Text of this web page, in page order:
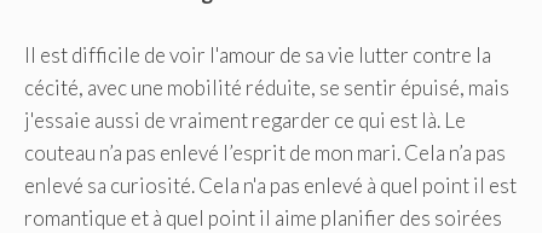
Il est difficile de voir l'amour de sa vie lutter contre la
cécité, avec une mobilité réduite, se sentir épuisé, mais
j'essaie aussi de vraiment regarder ce qui est là. Le
couteau n’a pas enlevé l’esprit de mon mari. Cela n’a pas
enlevé sa curiosité. Cela n'a pas enlevé à quel point il est
romantique et à quel point il aime planifier des soirées